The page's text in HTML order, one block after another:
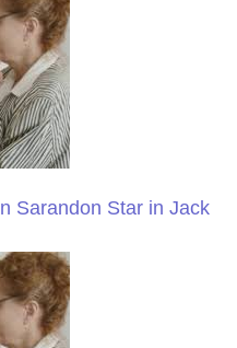
Sarandon Star in Jack